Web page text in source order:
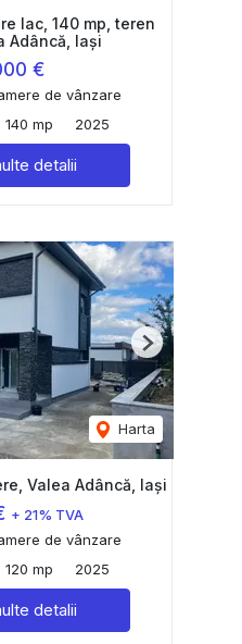
lac, 140 mp, teren
Adâncă, Iași
€
de vânzare
140 mp 2025
detalii
Harta
Next
Valea Adâncă, Iași
+ 21% TVA
de vânzare
120 mp 2025
detalii